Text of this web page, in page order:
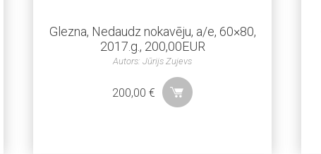
Glezna, Nedaudz nokavēju, a/e, 60×80,
2017.g., 200,00EUR
Autors: Jūrijs Zujevs
200,00€